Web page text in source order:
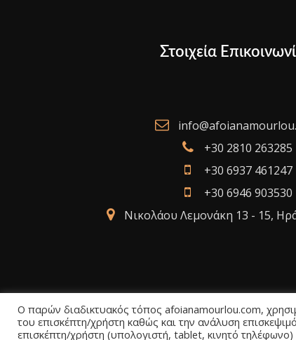
Στοιχεία
+30 2810 263285
+30 6937 461247
+30 6946 903530
Νικολάου Λεμονάκη 13 - 15,
Ο παρών διαδικτυακός τόπος afoianamourlou.com,
του επισκέπτη/χρήστη καθώς και την ανάλυση
επισκέπτη/χρήστη (υπολογιστή, tablet, κινητό